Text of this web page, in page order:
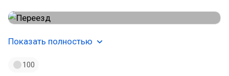
Показать полностью
100